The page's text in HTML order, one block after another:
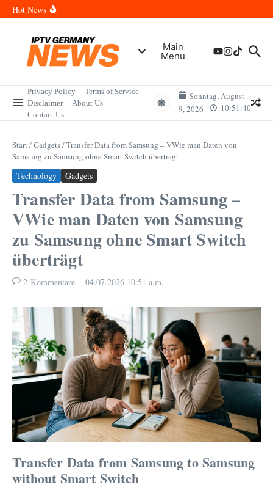
Zum Inhalt springen
Hot News
Sportereignisse und Termine
Wann kommt die Samsung Galaxy Watch 9 heraus? Der
Vollständige Leitfaden für Smartwatch-Fans
Welche Mini LED Fernseher sind die Besten? Der Vollständige
Leitfaden für Premium-Bildqualität
Leitfaden zum Vermögen und der Karriere
Main
Menu
Privacy Policy
Terms of Service
Disclaimer
About Us
Contact Us
Sonntag, August
9, 2026
10:51:40
Start/Gadgets/Transfer Data from Samsung – VWie man Daten von
Samsung zu Samsung ohne Smart Switch überträgt
Technology Gadgets
Transfer Data from Samsung –
VWie man Daten von Samsung
zu Samsung ohne Smart Switch
überträgt
2 Kommentare 04.07.2026 10:51 a.m.
Transfer Data from Samsung to Samsung
without Smart Switch